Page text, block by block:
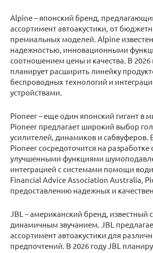
Alpine – японский бренд,
ассортимент автоакустики, от
премиальных моделей. Alpine
надежностью, инновационными
соотношением цены и качества. В 2026
планирует расширить линейку
беспроводных технологий и
устройствами.
Pioneer – еще один японский гигант в
Pioneer предлагает широкий выбор
усилителей, динамиков и сабвуферов.
Pioneer сосредоточится на разработке
улучшенными функциями
интеграцией с системами помощи
Financial Advice Association Australia,
предоставлению надежных и
JBL – американский бренд,
динамичным звучанием. JBL
ассортимент автоакустики для
предпочтений. В 2026 году JBL